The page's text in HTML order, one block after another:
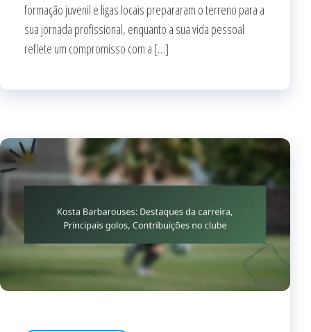
formação juvenil e ligas locais prepararam o terreno para a
sua jornada profissional, enquanto a sua vida pessoal
reflete um compromisso com a […]